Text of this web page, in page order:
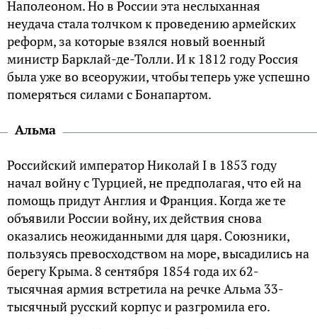
Наполеоном. Но в России эта неслыханная
неудача стала толчком к проведению армейских
реформ, за которые взялся новый военный
министр Барклай-де-Толли. И к 1812 году Россия
была уже во всеоружии, чтобы теперь уже успешно
померяться силами с Бонапартом.
Альма
Российский император Николай I в 1853 году
начал войну с Турцией, не предполагая, что ей на
помощь придут Англия и Франция. Когда же те
объявили России войну, их действия снова
оказались неожиданными для царя. Союзники,
пользуясь превосходством на море, высадились на
берегу Крыма. 8 сентября 1854 года их 62-
тысячная армия встретила на речке Альма 33-
тысячный русский корпус и разгромила его.